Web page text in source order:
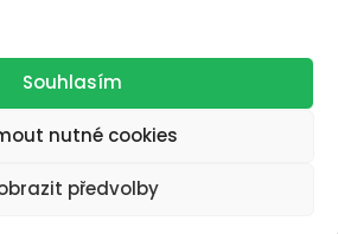
Souhlasím
nutné cookies
předvolby
(odPortu).
investování do 200
potýká se zpožděním, naposledy
na přelomu loňského a